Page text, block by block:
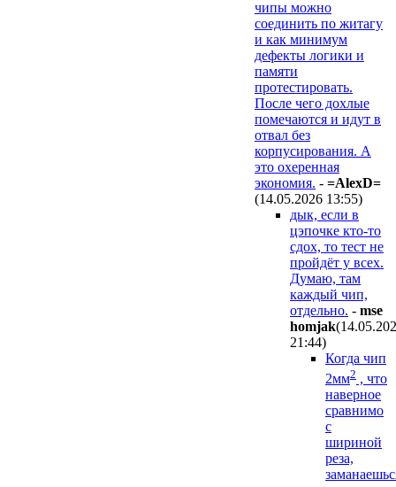
чипы можно
соединить по житагу
и как минимум
дефекты логики и
памяти
протестировать.
После чего дохлые
помечаются и идут в
отвал без
корпусирования. А
это охеренная
экономия. - =AlexD=
(14.05.2026 13:55)
дык, если в
цэпочке кто-то
сдох, то тест не
пройдёт у всех.
Думаю, там
каждый чип,
отдельно. - mse
homjak
21:44)
Когда чип
2мм2 , что
наверное
сравнимо
с
шириной
реза,